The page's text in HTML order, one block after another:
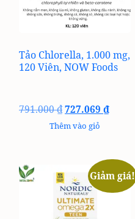
Tảo Chlorella, 1.000 mg,
120 Viên, NOW Foods
791.000₫Giá
gốc
là:
727.069 ₫Giá
Thêm vào giỏ
Giảm giá!